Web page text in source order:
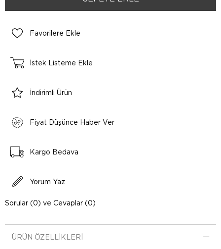
Favorilere Ekle
İstek Listeme Ekle
İndirimli Ürün
Fiyat Düşünce Haber Ver
Kargo Bedava
Yorum Yaz
Sorular (0) ve Cevaplar (0)
ÜRÜN ÖZELLIKLERI